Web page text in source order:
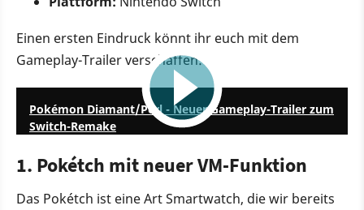
Einen ersten Eindruck könnt ihr euch mit dem
Gameplay-Trailer verschaffen:
Pokémon Diamant/Perl - Neuer Gameplay-Trailer zum
Switch-Remake
1. Pokétch mit neuer VM-Funktion
Das Pokétch ist eine Art Smartwatch, die wir bereits